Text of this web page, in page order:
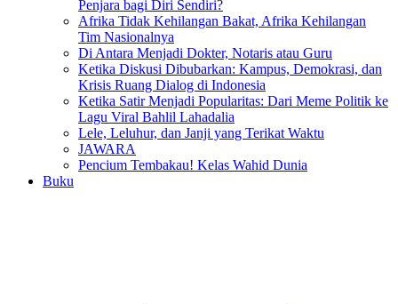
Penjara bagi Diri Sendiri?
Afrika Tidak Kehilangan Bakat, Afrika Kehilangan
Tim Nasionalnya
Di Antara Menjadi Dokter, Notaris atau Guru
Ketika Diskusi Dibubarkan: Kampus, Demokrasi, dan
Krisis Ruang Dialog di Indonesia
Ketika Satir Menjadi Popularitas: Dari Meme Politik ke
Lagu Viral Bahlil Lahadalia
Lele, Leluhur, dan Janji yang Terikat Waktu
JAWARA
Pencium Tembakau! Kelas Wahid Dunia
Buku